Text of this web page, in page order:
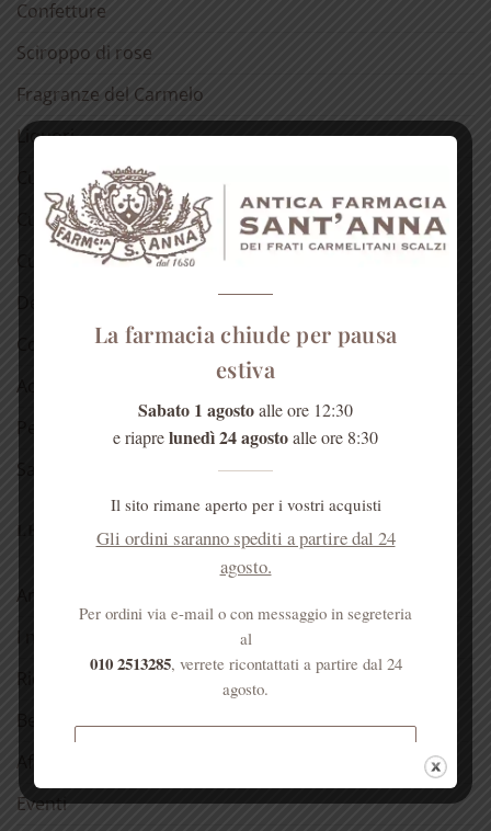
Confetture
Sciroppo di rose
Fragranze del Carmelo
Liquori
Cura della pelle
Cura dei capelli
Cura della bocca
Detergenti
Cosmetici alla rosa
Acqua di Sant’Anna
Salute dell’anima
LE NOSTRE RUBRICHE
Antica spezieria
Bellezza
Aforismi
Eventi
La farmacia chiude per pausa
estiva
Sabato 1 agostoalle ore 12:30
e riaprelunedì 24 agostoalle ore 8:30
Il sito rimane aperto per i vostri acquisti
Gli ordini saranno spediti a partire dal 24
agosto.
Per ordini via e-mail o con messaggio in segreteria
al
010 2513285, verrete ricontattati a partire dal 24
agosto.
superiori a € 50